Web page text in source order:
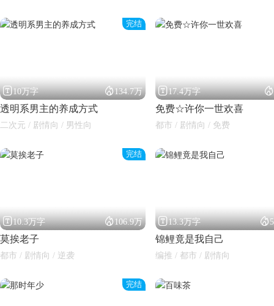
完结
10万字 134.7万
透明系男主的养成方式
二次元 / 剧情向 / 男性向
17.4万字 
免费☆许你一世欢喜
都市 / 剧情向 / 免费
完结
10.3万字 106.9万
莫挨老子
都市 / 剧情向 / 逆袭
13.3万字 
锦鲤竟是我自己
编推 / 都市 / 剧情向
完结